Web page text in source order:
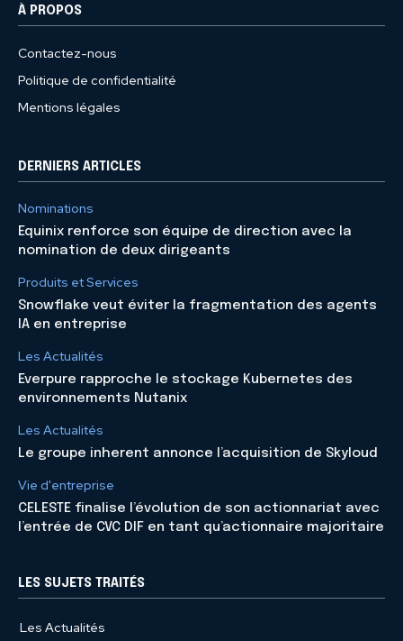
À PROPOS
Contactez-nous
Politique de confidentialité
Mentions légales
DERNIERS ARTICLES
Nominations
Equinix renforce son équipe de direction avec la
nomination de deux dirigeants
Produits et Services
Snowflake veut éviter la fragmentation des agents
IA en entreprise
Les Actualités
Everpure rapproche le stockage Kubernetes des
environnements Nutanix
Les Actualités
Le groupe inherent annonce l’acquisition de Skyloud
Vie d'entreprise
CELESTE finalise l’évolution de son actionnariat avec
l’entrée de CVC DIF en tant qu’actionnaire majoritaire
LES SUJETS TRAITÉS
Les Actualités